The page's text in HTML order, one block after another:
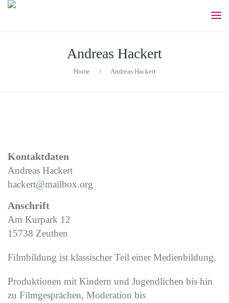
Andreas Hackert
Home / Andreas Hackert
Kontaktdaten
Andreas Hackert
hackert@mailbox.org
Anschrift
Am Kurpark 12
15738 Zeuthen
Filmbildung ist klassischer Teil einer Medienbildung.
Produktionen mit Kindern und Jugendlichen bis hin
zu Filmgesprächen, Moderation bis